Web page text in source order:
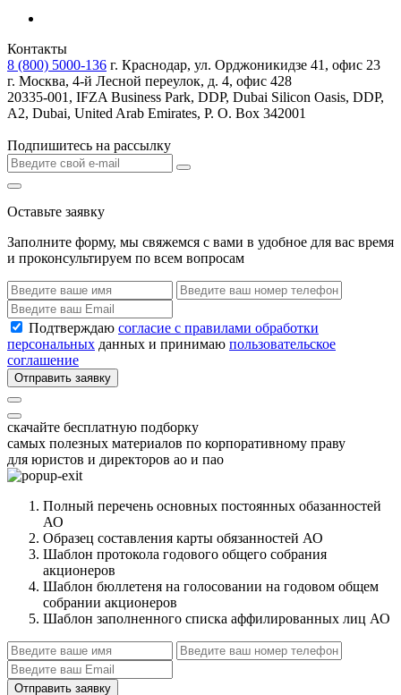
Контакты
8 (800) 5000-136 г. Краснодар, ул. Орджоникидзе 41, офис 23
г. Москва, 4-й Лесной переулок, д. 4, офис 428
20335-001, IFZA Business Park, DDP, Dubai Silicon Oasis, DDP,
A2, Dubai, United Arab Emirates, P. O. Box 342001
Подпишитесь на рассылку
Оставьте заявку
Заполните форму, мы свяжемся с вами в удобное для вас время
и проконсультируем по всем вопросам
Подтверждаю согласие с правилами обработки
персональных данных и принимаю пользовательское
соглашение
Отправить заявку
скачайте бесплатную подборку
самых полезных материалов по корпоративному праву
для юристов и директоров ао и пао
Полный перечень основных постоянных обазанностей
АО
Образец составления карты обязанностей АО
Шаблон протокола годового общего собрания
акционеров
Шаблон бюллетеня на голосовании на годовом общем
собрании акционеров
Шаблон заполненного списка аффилированных лиц АО
Отправить заявку